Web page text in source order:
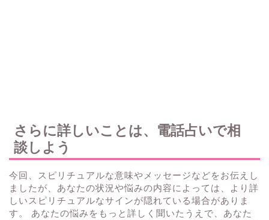
さらに詳しいことは、電話占いで相
談しよう
今回、スピリチュアルな意味やメッセージなどをお伝えし
ましたが、あなたの状況や悩みの内容によっては、より詳
しいスピリチュアルなサインが隠れている場合がありま
す。 あなたの悩みをもっと詳しく聞いたうえで、あなた